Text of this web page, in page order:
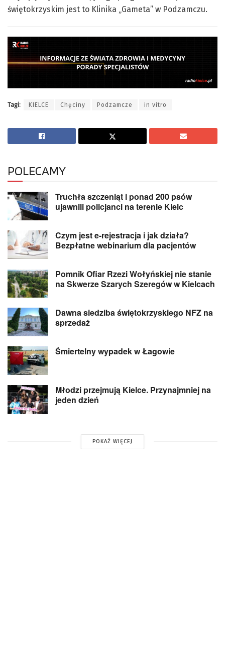
świętokrzyskim jest to Klinika „Gameta” w Podzamczu.
Tagi: KIELCE Chęciny Podzamcze in vitro
POLECAMY
Truchła szczeniąt i ponad 200 psów
ujawnili policjanci na terenie Kielc
Czym jest e-rejestracja i jak działa?
Bezpłatne webinarium dla pacjentów
Pomnik Ofiar Rzezi Wołyńskiej nie stanie
na Skwerze Szarych Szeregów w Kielcach
Dawna siedziba świętokrzyskiego NFZ na
sprzedaż
Śmiertelny wypadek w Łagowie
Młodzi przejmują Kielce. Przynajmniej na
jeden dzień
POKAŻ WIĘCEJ